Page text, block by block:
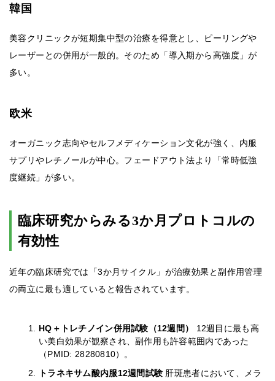
韓国
美容クリニックが短期集中型の治療を得意とし、ピーリングや
レーザーとの併用が一般的。そのため「導入期から高強度」が
多い。
欧米
オーガニック志向やセルフメディケーション文化が強く、内服
サプリやレチノールが中心。フェードアウト法より「常時低強
度継続」が多い。
臨床研究からみる3か月プロトコルの
有効性
近年の臨床研究では「3か月サイクル」が治療効果と副作用管理
の両立に最も適していると報告されています。
HQ＋トレチノイン併用試験（12週間） 12週目に最も高
い美白効果が観察され、副作用も許容範囲内であった
（PMID: 28280810）。
トラネキサム酸内服12週間試験 肝斑患者において、メラ